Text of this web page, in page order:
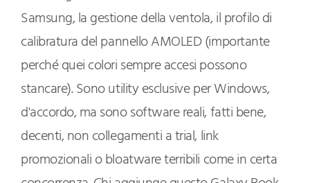
Samsung, la gestione della ventola, il profilo di
calibratura del pannello AMOLED (importante
perché quei colori sempre accesi possono
stancare). Sono utility esclusive per Windows,
d'accordo, ma sono software reali, fatti bene,
decenti, non collegamenti a trial, link
promozionali o bloatware terribili come in certa